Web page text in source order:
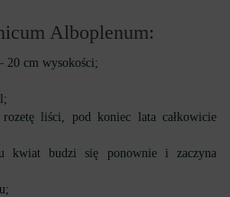
Alboplenum:
20 cm wysokości;
liści, pod koniec lata całkowicie
kwiat budzi się ponownie i zaczyna